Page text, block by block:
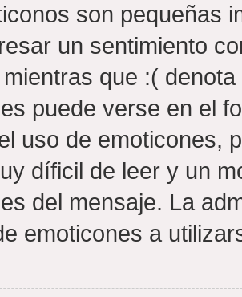
son pequeñas
un sentimiento
que :(
puede verse en el
uso de emoticones,
díficil de leer y un
del mensaje. La
emoticones a